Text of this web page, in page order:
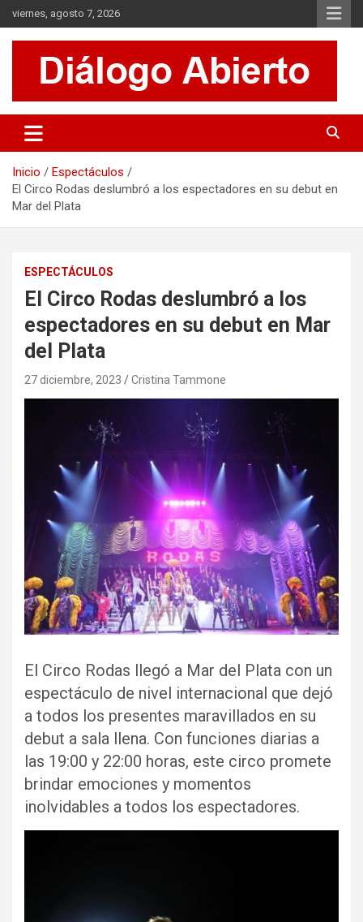
Saltar
al
contenido
viernes, agosto 7, 2026
Diálogo Abierto
Se tratan diversos temas de actualidad buscando hacer un
aporte a la sociedad, brindando información relevante de lo que
Inicio
Espectáculos
El Circo Rodas deslumbró a los espectadores en su debut en
Mar del Plata
ESPECTÁCULOS
El Circo Rodas deslumbró a los
espectadores en su debut en Mar
del Plata
27 diciembre, 2023 Cristina Tammone
El Circo Rodas llegó a Mar del Plata con un
espectáculo de nivel internacional que dejó
a todos los presentes maravillados en su
debut a sala llena. Con funciones diarias a
las 19:00 y 22:00 horas, este circo promete
brindar emociones y momentos
inolvidables a todos los espectadores.